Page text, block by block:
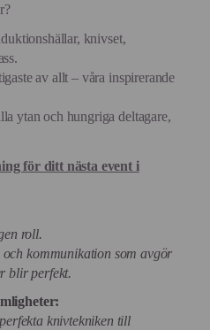
knivset,
av allt – våra inspirerande
ytan och hungriga deltagare,
för ditt nästa event i
roll.
kommunikation som avgör
blir perfekt.
knivtekniken till